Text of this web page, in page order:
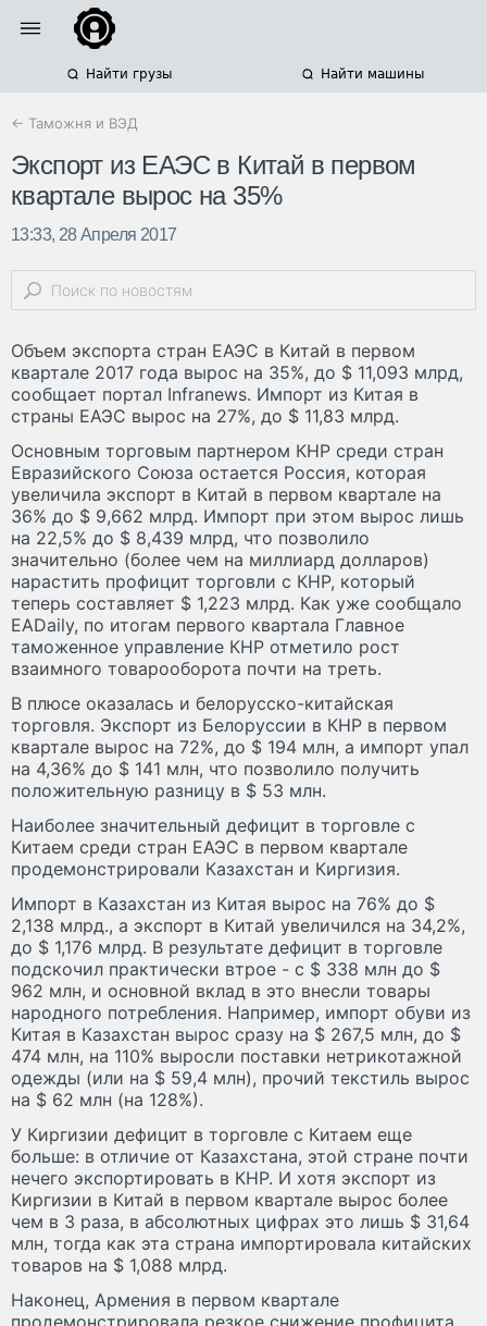
Найти грузы Найти машины
← Таможня и ВЭД
Экспорт из ЕАЭС в Китай в первом
квартале вырос на 35%
13:33, 28 Апреля 2017
Объем экспорта стран ЕАЭС в Китай в первом
квартале 2017 года вырос на 35%, до $ 11,093 млрд,
сообщает портал Infranews. Импорт из Китая в
страны ЕАЭС вырос на 27%, до $ 11,83 млрд.
Основным торговым партнером КНР среди стран
Евразийского Союза остается Россия, которая
увеличила экспорт в Китай в первом квартале на
36% до $ 9,662 млрд. Импорт при этом вырос лишь
на 22,5% до $ 8,439 млрд, что позволило
значительно (более чем на миллиард долларов)
нарастить профицит торговли с КНР, который
теперь составляет $ 1,223 млрд. Как уже сообщало
EADaily, по итогам первого квартала Главное
таможенное управление КНР отметило рост
взаимного товарооборота почти на треть.
В плюсе оказалась и белорусско-китайская
торговля. Экспорт из Белоруссии в КНР в первом
квартале вырос на 72%, до $ 194 млн, а импорт упал
на 4,36% до $ 141 млн, что позволило получить
положительную разницу в $ 53 млн.
Наиболее значительный дефицит в торговле с
Китаем среди стран ЕАЭС в первом квартале
продемонстрировали Казахстан и Киргизия.
Импорт в Казахстан из Китая вырос на 76% до $
2,138 млрд., а экспорт в Китай увеличился на 34,2%,
до $ 1,176 млрд. В результате дефицит в торговле
подскочил практически втрое - с $ 338 млн до $
962 млн, и основной вклад в это внесли товары
народного потребления. Например, импорт обуви из
Китая в Казахстан вырос сразу на $ 267,5 млн, до $
474 млн, на 110% выросли поставки нетрикотажной
одежды (или на $ 59,4 млн), прочий текстиль вырос
на $ 62 млн (на 128%).
У Киргизии дефицит в торговле с Китаем еще
больше: в отличие от Казахстана, этой стране почти
нечего экспортировать в КНР. И хотя экспорт из
Киргизии в Китай в первом квартале вырос более
чем в 3 раза, в абсолютных цифрах это лишь $ 31,64
млн, тогда как эта страна импортировала китайских
товаров на $ 1,088 млрд.
Наконец, Армения в первом квартале